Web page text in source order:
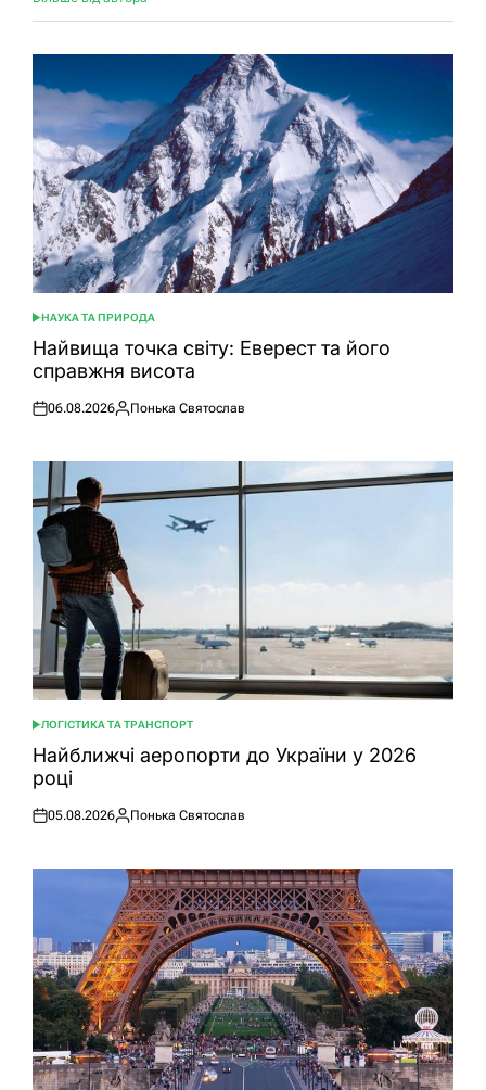
ОПУБЛІКУВАТИ
У
НАУКА ТА ПРИРОДА
Найвища точка світу: Еверест та його
справжня висота
Оприлюднено
06.08.2026
Опубліковано
Понька Святослав
ОПУБЛІКУВАТИ
У
ЛОГІСТИКА ТА ТРАНСПОРТ
Найближчі аеропорти до України у 2026
році
Оприлюднено
05.08.2026
Опубліковано
Понька Святослав